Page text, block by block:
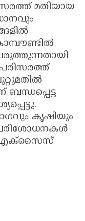
മതിയായ
ബന്ധപ്പെട്ട
കൃഷിയും
പരിശോധനകൾ
എക്സൈസ്